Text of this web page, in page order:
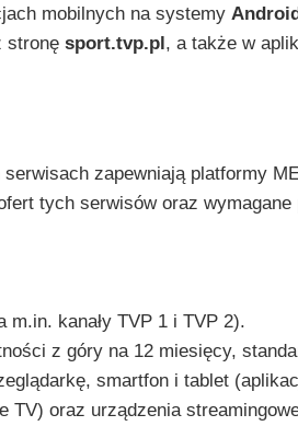
mobilnych na systemy
stronę sport.tvp.pl, a także w
zapewniają platformy
tych serwisów oraz wymagane
m.in. kanały TVP 1 i TVP 2).
z góry na 12 miesięcy,
smartfon i tablet
TV) oraz urządzenia